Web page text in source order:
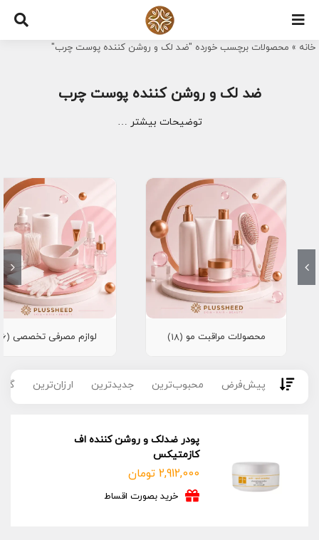
Skip
content
خانه » محصولات برچسب خورده "ضد لک و روشن کننده پوست چرب"
ضد لک و روشن کننده پوست چرب
توضیحات بیشتر …
محصولات مراقبت مو (18) لوازم مصرفی تخصصی (16)
پیش‌فرض محبوب‌ترین جدیدترین ارزان‌ترین
پودر ضدلک و روشن کننده اف
کازمتیکس
2,912,000 تومان
خرید بصورت اقساط